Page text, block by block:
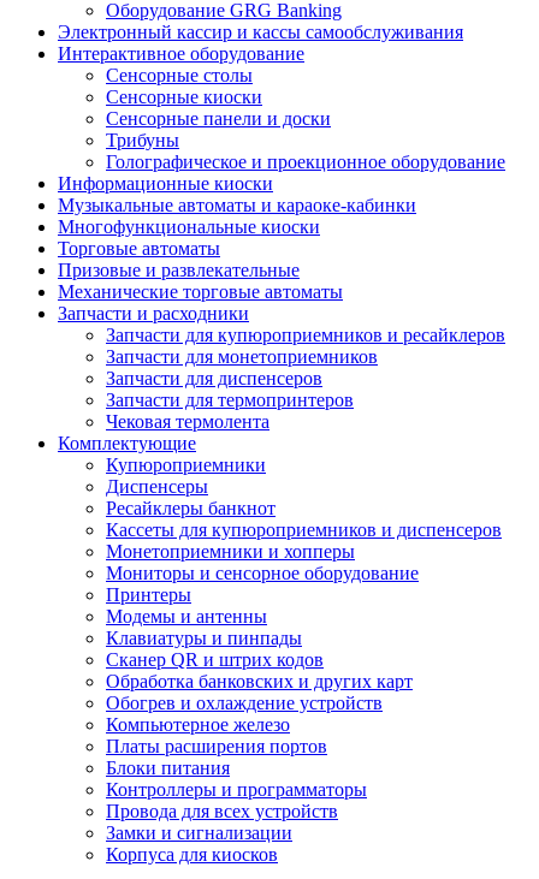
Оборудование GRG Banking
Электронный кассир и кассы самообслуживания
Интерактивное оборудование
Сенсорные столы
Сенсорные киоски
Сенсорные панели и доски
Трибуны
Голографическое и проекционное оборудование
Информационные киоски
Музыкальные автоматы и караоке-кабинки
Многофункциональные киоски
Торговые автоматы
Призовые и развлекательные
Механические торговые автоматы
Запчасти и расходники
Запчасти для купюроприемников и ресайклеров
Запчасти для монетоприемников
Запчасти для диспенсеров
Запчасти для термопринтеров
Чековая термолента
Комплектующие
Купюроприемники
Диспенсеры
Ресайклеры банкнот
Кассеты для купюроприемников и диспенсеров
Монетоприемники и хопперы
Мониторы и сенсорное оборудование
Принтеры
Модемы и антенны
Клавиатуры и пинпады
Сканер QR и штрих кодов
Обработка банковских и других карт
Обогрев и охлаждение устройств
Компьютерное железо
Платы расширения портов
Блоки питания
Контроллеры и программаторы
Провода для всех устройств
Замки и сигнализации
Корпуса для киосков